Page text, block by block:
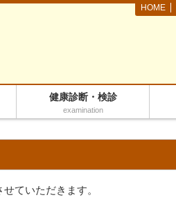
健康診断・検診
examination
HOME
ていただきます。